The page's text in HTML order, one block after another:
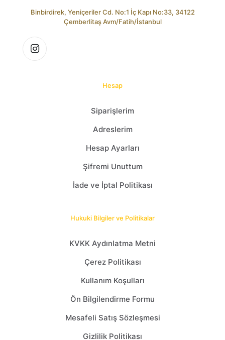
Binbirdirek, Yeniçeriler Cd. No:1 İç Kapı No:33, 34122
Çemberlitaş Avm/Fatih/İstanbul
Hesap
Siparişlerim
Adreslerim
Hesap Ayarları
Şifremi Unuttum
İade ve İptal Politikası
Hukuki Bilgiler ve Politikalar
KVKK Aydınlatma Metni
Çerez Politikası
Kullanım Koşulları
Ön Bilgilendirme Formu
Mesafeli Satış Sözleşmesi
Gizlilik Politikası